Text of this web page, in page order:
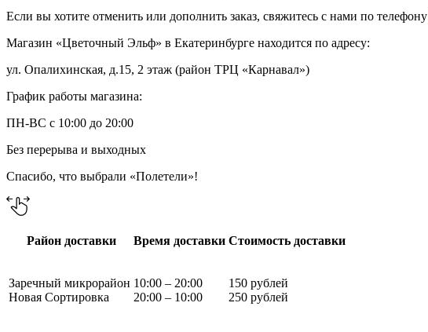
Если вы хотите отменить или дополнить заказ, свяжитесь с нами по телефону
Магазин «Цветочный Эльф» в Екатеринбурге находится по адресу:
ул. Опалихинская, д.15, 2 этаж (район ТРЦ «Карнавал»)
График работы магазина:
ПН-ВС с 10:00 до 20:00
Без перерыва и выходных
Спасибо, что выбрали «Полетели»!
Район доставки Время доставки Стоимость доставки
Заречный микрорайон
Новая Сортировка
10:00 – 20:00
20:00 – 10:00
150 рублей
250 рублей